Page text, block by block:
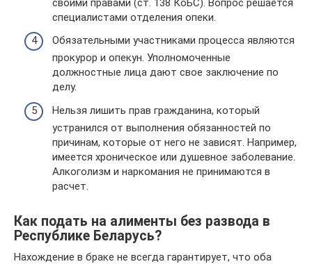
своими правами (ст. 138 КоБС). Вопрос решается
специалистами отделения опеки.
Обязательными участниками процесса являются
прокурор и опекун. Уполномоченные
должностные лица дают свое заключение по
делу.
Нельзя лишить прав гражданина, который
устранился от выполнения обязанностей по
причинам, которые от него не зависят. Например,
имеется хроническое или душевное заболевание.
Алкоголизм и наркомания не принимаются в
расчет.
Как подать на алименты без развода в
Республике Беларусь?
Нахождение в браке не всегда гарантирует, что оба